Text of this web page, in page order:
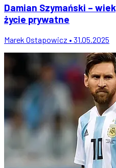
Damian Szymański –
życie prywatne
Marek Ostapowicz • 31.05.2025